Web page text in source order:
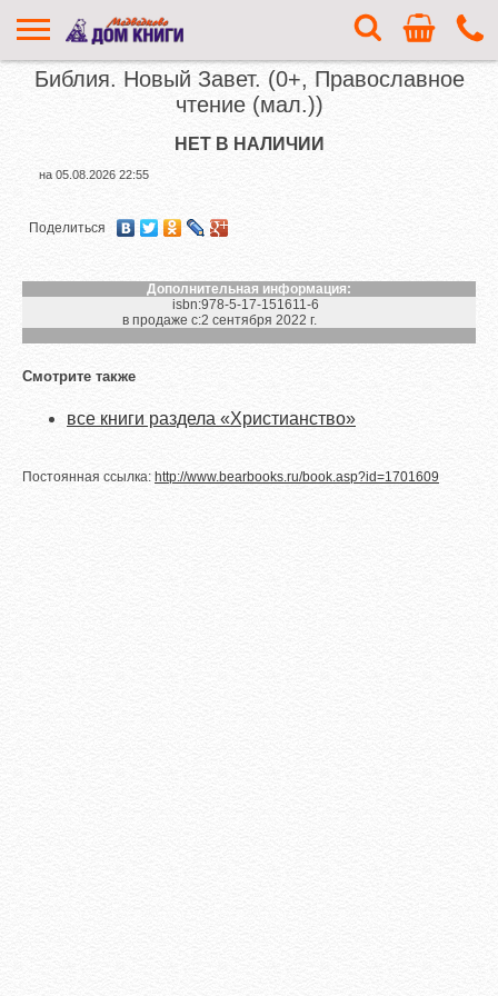
Библия. Новый Завет. (0+, Православное
чтение (мал.))
Поделиться
Дополнительная информация:
isbn:978-5-17-151611-6
в продаже с:2 сентября 2022 г.
Смотрите также
все книги раздела «Христианство»
Постоянная ссылка: http://www.bearbooks.ru/book.asp?id=1701609
НЕТ В НАЛИЧИИ
на 05.08.2026 22:55